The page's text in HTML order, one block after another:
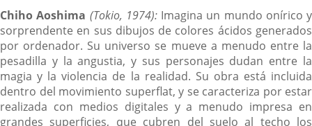
Chiho Aoshima (Tokio, 1974): Imagina un mundo onírico y
sorprendente en sus dibujos de colores ácidos generados
por ordenador. Su universo se mueve a menudo entre la
pesadilla y la angustia, y sus personajes dudan entre la
magia y la violencia de la realidad. Su obra está incluida
dentro del movimiento superflat, y se caracteriza por estar
realizada con medios digitales y a menudo impresa en
grandes superficies, que cubren del suelo al techo los